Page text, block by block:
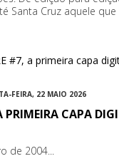
Santa Cruz aquele
FEIRA, 22 MAIO 2026
CAPA
de 2004...